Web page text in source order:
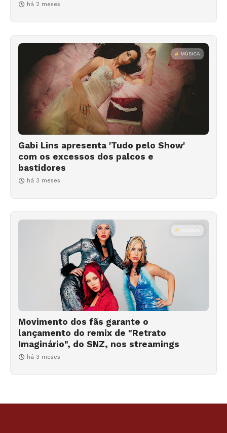
há 2 meses
MÚSICA
Gabi Lins apresenta 'Tudo pelo Show'
com os excessos dos palcos e
bastidores
há 3 meses
MÚSICA
Movimento dos fãs garante o
lançamento do remix de "Retrato
Imaginário", do SNZ, nos streamings
há 3 meses